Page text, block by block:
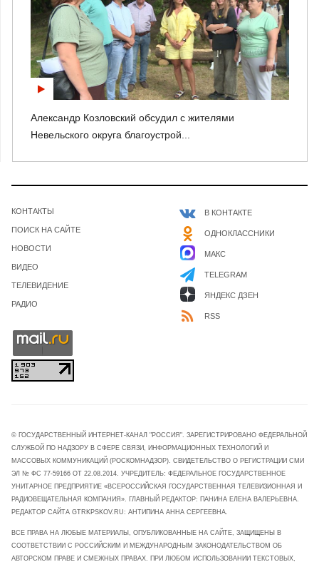
Александр Козловский обсудил с жителями
Невельского округа благоустрой...
КОНТАКТЫ
ПОИСК НА САЙТЕ
НОВОСТИ
ВИДЕО
ТЕЛЕВИДЕНИЕ
РАДИО
В КОНТАКТЕ
ОДНОКЛАССНИКИ
МАКС
TELEGRAM
ЯНДЕКС ДЗЕН
RSS
© ГОСУДАРСТВЕННЫЙ ИНТЕРНЕТ-КАНАЛ "РОССИЯ". ЗАРЕГИСТРИРОВАНО ФЕДЕРАЛЬНОЙ
СЛУЖБОЙ ПО НАДЗОРУ В СФЕРЕ СВЯЗИ, ИНФОРМАЦИОННЫХ ТЕХНОЛОГИЙ И
МАССОВЫХ КОММУНИКАЦИЙ (РОСКОМНАДЗОР). СВИДЕТЕЛЬСТВО О РЕГИСТРАЦИИ СМИ
ЭЛ № ФС 77-59166 ОТ 22.08.2014. УЧРЕДИТЕЛЬ: ФЕДЕРАЛЬНОЕ ГОСУДАРСТВЕННОЕ
УНИТАРНОЕ ПРЕДПРИЯТИЕ «ВСЕРОССИЙСКАЯ ГОСУДАРСТВЕННАЯ ТЕЛЕВИЗИОННАЯ И
РАДИОВЕЩАТЕЛЬНАЯ КОМПАНИЯ». ГЛАВНЫЙ РЕДАКТОР: ПАНИНА ЕЛЕНА ВАЛЕРЬЕВНА.
РЕДАКТОР САЙТА GTRKPSKOV.RU: АНТИПИНА АННА СЕРГЕЕВНА.
ВСЕ ПРАВА НА ЛЮБЫЕ МАТЕРИАЛЫ, ОПУБЛИКОВАННЫЕ НА САЙТЕ, ЗАЩИЩЕНЫ В
СООТВЕТСТВИИ С РОССИЙСКИМ И МЕЖДУНАРОДНЫМ ЗАКОНОДАТЕЛЬСТВОМ ОБ
АВТОРСКОМ ПРАВЕ И СМЕЖНЫХ ПРАВАХ. ПРИ ЛЮБОМ ИСПОЛЬЗОВАНИИ ТЕКСТОВЫХ,